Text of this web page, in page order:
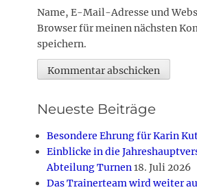
Name, E-Mail-Adresse und
Browser für meinen nächsten
speichern.
Neueste Beiträge
Besondere Ehrung für Karin
Einblicke in die
Abteilung Turnen18. Juli 2026
Das Trainerteam wird weiter